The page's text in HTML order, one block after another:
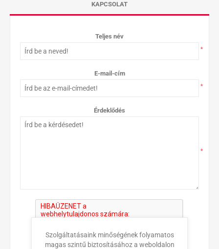
KAPCSOLAT
Teljes név
*
E-mail-cím
*
Érdeklődés
*
Szolgáltatásaink minőségének folyamatos
magas szintű biztosításához a weboldalon